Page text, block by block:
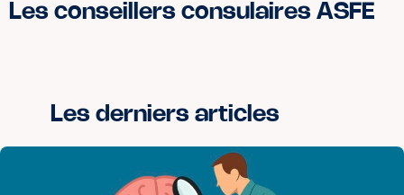
Les conseillers consulaires ASFE
Les derniers articles